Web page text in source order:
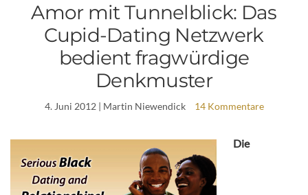
Amor mit Tunnelblick: Das
Cupid-Dating Netzwerk
bedient fragwürdige
Denkmuster
4. Juni 2012| Martin Niewendick 14 Kommentare
Die